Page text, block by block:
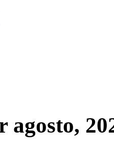
agosto,